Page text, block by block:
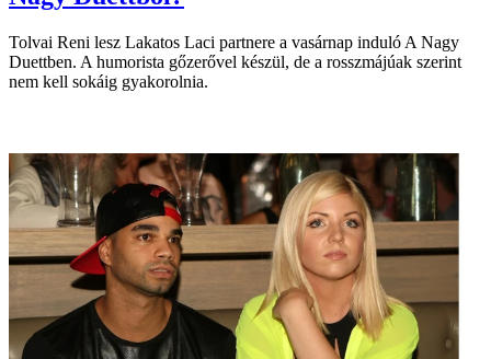
Tolvai Reni lesz Lakatos Laci partnere a vasárnap induló A Nagy
Duettben. A humorista gőzerővel készül, de a rosszmájúak szerint
nem kell sokáig gyakorolnia.